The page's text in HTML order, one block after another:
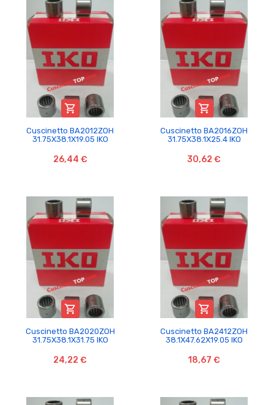

Cuscinetto BA2012ZOH
31.75X38.1X19.05 IKO
26,44 €

Cuscinetto BA2016ZOH
31.75X38.1X25.4 IKO
30,62 €

Cuscinetto BA2020ZOH
31.75X38.1X31.75 IKO
24,22 €

Cuscinetto BA2412ZOH
38.1X47.62X19.05 IKO
18,67 €